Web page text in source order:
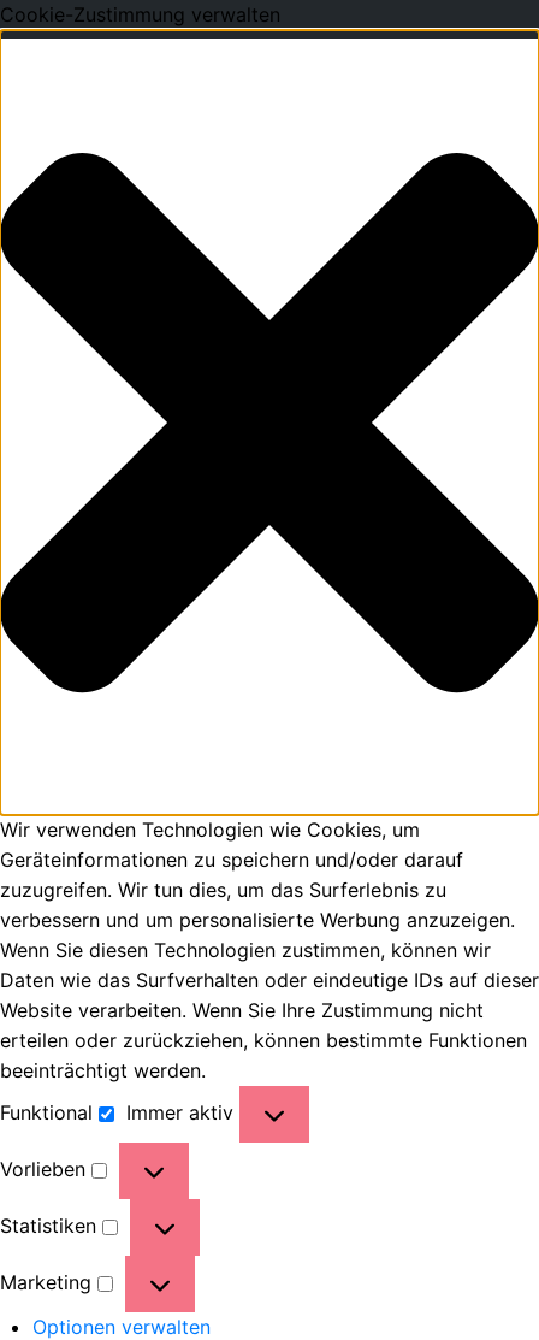
Cookie-Zustimmung verwalten
Wir verwenden Technologien wie Cookies, um
Geräteinformationen zu speichern und/oder darauf
zuzugreifen. Wir tun dies, um das Surferlebnis zu
verbessern und um personalisierte Werbung anzuzeigen.
Wenn Sie diesen Technologien zustimmen, können wir
Daten wie das Surfverhalten oder eindeutige IDs auf dieser
Website verarbeiten. Wenn Sie Ihre Zustimmung nicht
erteilen oder zurückziehen, können bestimmte Funktionen
beeinträchtigt werden.
Funktional
Immer aktiv
Vorlieben
Statistiken
Marketing
Optionen verwalten